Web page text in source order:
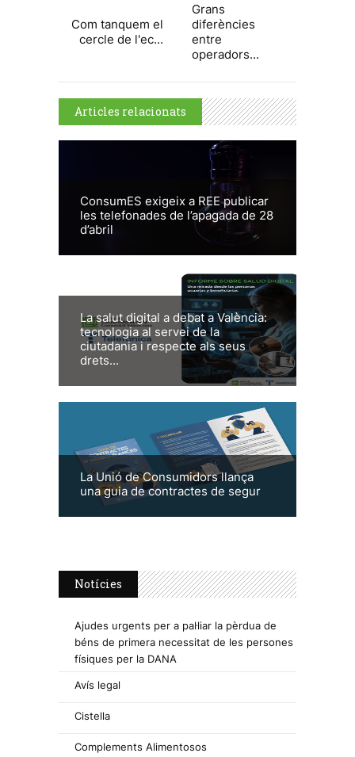
Com tanquem el
cercle de l'ec...
Grans
diferències
entre
operadors...
Articles relacionats
ConsumES exigeix a REE publicar
les telefonades de l’apagada de 28
d’abril
La salut digital a debat a València:
tecnologia al servei de la
ciutadania i respecte als seus
drets...
La Unió de Consumidors llança
una guia de contractes de segur
Notícies
Ajudes urgents per a pal·liar la pèrdua de
béns de primera necessitat de les persones
físiques per la DANA
Avís legal
Cistella
Complements Alimentosos